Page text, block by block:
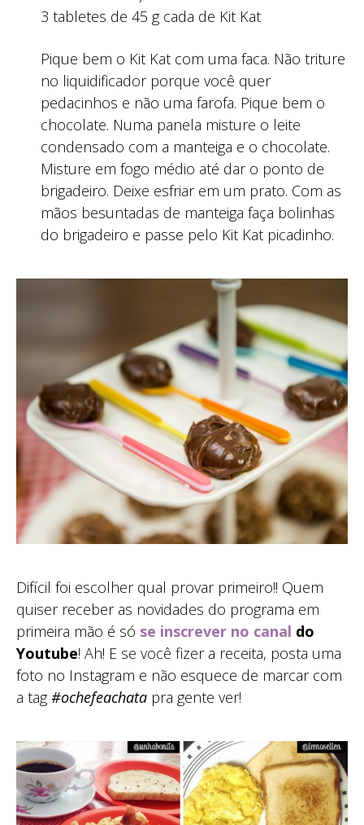
3 tabletes de 45 g cada de Kit Kat
Pique bem o Kit Kat com uma faca. Não triture
no liquidificador porque você quer
pedacinhos e não uma farofa. Pique bem o
chocolate. Numa panela misture o leite
condensado com a manteiga e o chocolate.
Misture em fogo médio até dar o ponto de
brigadeiro. Deixe esfriar em um prato. Com as
mãos besuntadas de manteiga faça bolinhas
do brigadeiro e passe pelo Kit Kat picadinho.
Difícil foi escolher qual provar primeiro!! Quem
quiser receber as novidades do programa em
primeira mão é só se inscrever no canal do
Youtube! Ah! E se você fizer a receita, posta uma
foto no Instagram e não esquece de marcar com
a tag#ochefeachata pra gente ver!